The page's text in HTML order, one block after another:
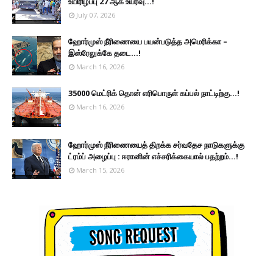
July 07, 2026
ஹோர்முஸ் நீரிணையை பயன்படுத்த அமெரிக்கா –
இஸ்ரேலுக்கே தடை...!
March 16, 2026
35000 மெட்ரிக் தொன் எரிபொருள் கப்பல் நாட்டிற்கு...!
March 16, 2026
ஹோர்முஸ் நீரிணையைத் திறக்க சர்வதேச நாடுகளுக்கு
ட்ரம்ப் அழைப்பு : ஈரானின் எச்சரிக்கையால் பதற்றம்...!
March 15, 2026